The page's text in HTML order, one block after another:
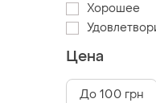
Хорошее
Цена
До 100 грн